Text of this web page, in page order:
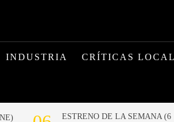
INDUSTRIA CRÍTICAS